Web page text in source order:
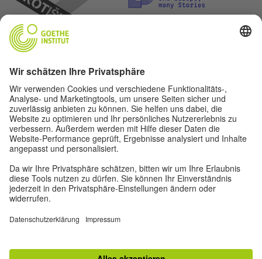
Impressum
Lasst uns Freunde werden. Folge uns: